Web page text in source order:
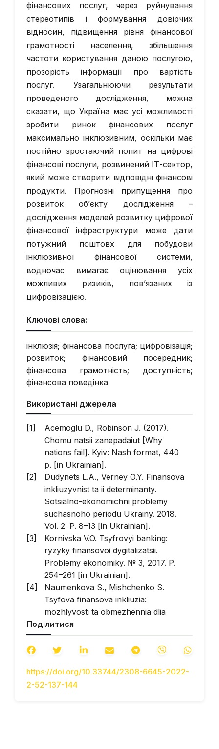
фінансових послуг, через руйнування
стереотипів і формування довірчих
відносин, підвищення рівня фінансової
грамотності населення, збільшення
частоти користування даною послугою,
прозорість інформації про вартість
послуг. Узагальнюючи результати
проведеного дослідження, можна
сказати, що Україна має усі можливості
зробити ринок фінансових послуг
максимально інклюзивним, оскільки має
постійно зростаючий попит на цифрові
фінансові послуги, розвинений ІТ-сектор,
який може створити відповідні фінансові
продукти. Прогнозні припущення про
розвиток об’єкту дослідження –
дослідження моделей розвитку цифрової
фінансової інфраструктури може дати
потужний поштовх для побудови
інклюзивної фінансової системи,
водночас вимагає оцінювання усіх
можливих ризиків, пов’язаних із
цифровізацією.
Ключові слова:
інклюзія; фінансова послуга; цифровізація;
розвиток; фінансовий посередник;
фінансова грамотність; доступність;
фінансова поведінка
Використані джерела
Acemoglu D., Robinson J. (2017).
Chomu natsii zanepadaiut [Why
nations fail]. Kyiv: Nash format, 440
p. [in Ukrainian].
Dudynets L.A., Verney O.Y. Finansova
inkliuzyvnist ta ii determinanty.
Sotsialno-ekonomichni problemy
suchasnoho periodu Ukrainy. 2018.
Vol. 2. P. 8–13 [in Ukrainian].
Kornivska V.O. Tsyfrovyi banking:
ryzyky finansovoi dygitalizatsii.
Problemy ekonomiky. № 3, 2017. P.
254–261 [in Ukrainian].
Naumenkova S., Mishchenko S.
Tsyfova finansova inkliuzia:
mozhlyvosti ta obmezhennia dlia
Ukrainy. Naukovyi visnyk Odeskogo
natsionalnogo economichnogo
universytetu. № 1–2 (274–275), 2020.
Natsionalnyi bank Ukrainy (2020).
URL:http://www.bank.gov.ua/
Поділитися
https://doi.org/10.33744/2308-6645-2022-
2-52-137-144